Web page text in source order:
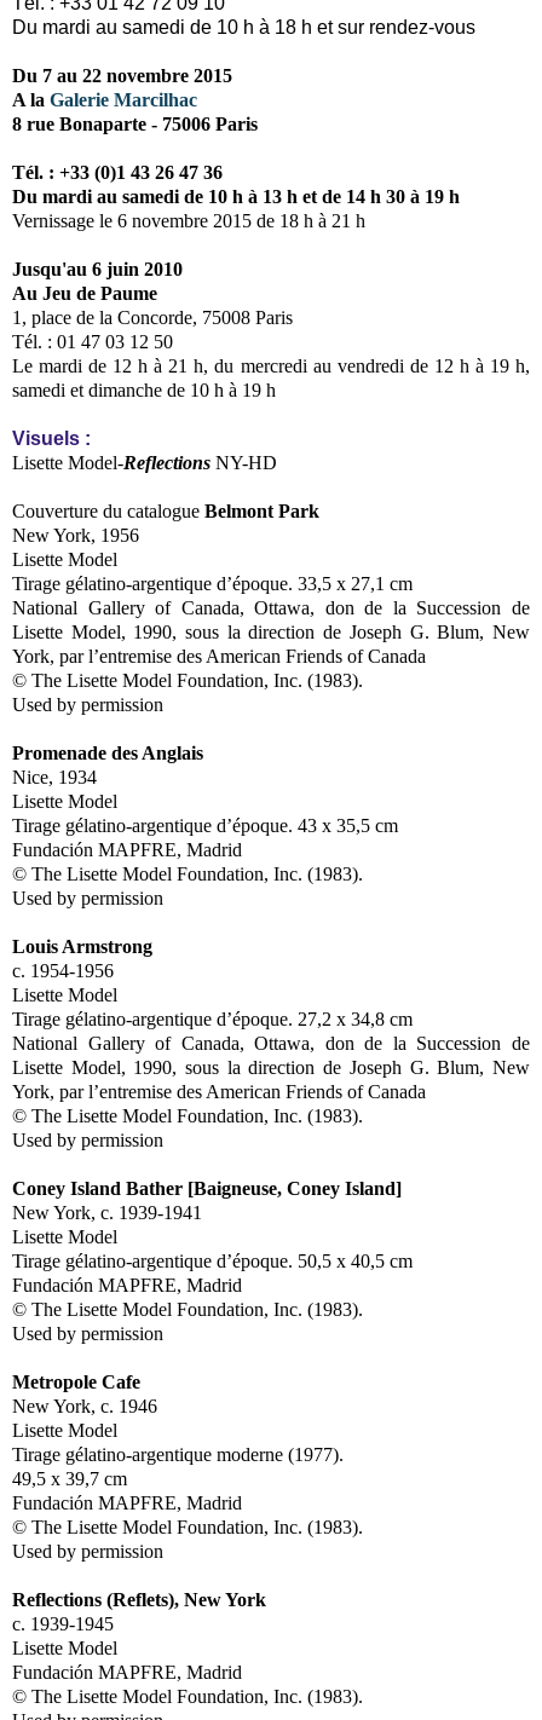
Du mardi au samedi de 10 h à 18 h et sur rendez-vous
Du 7 au 22 novembre 2015
A la Galerie Marcilhac
8 rue Bonaparte - 75006 Paris
Tél. : +33 (0)1 43 26 47 36
Du mardi au samedi de 10 h à 13 h et de 14 h 30 à 19 h
Vernissage le 6 novembre 2015 de 18 h à 21 h
Jusqu'au 6 juin 2010
Au Jeu de Paume
1, place de la Concorde, 75008 Paris
Tél. : 01 47 03 12 50
Le mardi de 12 h à 21 h, du mercredi au vendredi de 12 h à 19 h,
samedi et dimanche de 10 h à 19 h
Visuels :
Lisette Model-Reflections NY-HD
Couverture du catalogue Belmont Park
New York, 1956
Lisette Model
Tirage gélatino-argentique d’époque. 33,5 x 27,1 cm
National Gallery of Canada, Ottawa, don de la Succession de
Lisette Model, 1990, sous la direction de Joseph G. Blum, New
York, par l’entremise des American Friends of Canada
© The Lisette Model Foundation, Inc. (1983).
Used by permission
Promenade des Anglais
Nice, 1934
Lisette Model
Tirage gélatino-argentique d’époque. 43 x 35,5 cm
Fundación MAPFRE, Madrid
© The Lisette Model Foundation, Inc. (1983).
Used by permission
Louis Armstrong
c. 1954-1956
Lisette Model
Tirage gélatino-argentique d’époque. 27,2 x 34,8 cm
National Gallery of Canada, Ottawa, don de la Succession de
Lisette Model, 1990, sous la direction de Joseph G. Blum, New
York, par l’entremise des American Friends of Canada
© The Lisette Model Foundation, Inc. (1983).
Used by permission
Coney Island Bather [Baigneuse, Coney Island]
New York, c. 1939-1941
Lisette Model
Tirage gélatino-argentique d’époque. 50,5 x 40,5 cm
Fundación MAPFRE, Madrid
© The Lisette Model Foundation, Inc. (1983).
Used by permission
Metropole Cafe
New York, c. 1946
Lisette Model
Tirage gélatino-argentique moderne (1977).
49,5 x 39,7 cm
Fundación MAPFRE, Madrid
© The Lisette Model Foundation, Inc. (1983).
Used by permission
Reflections (Reflets), New York
c. 1939-1945
Lisette Model
Fundación MAPFRE, Madrid
© The Lisette Model Foundation, Inc. (1983).